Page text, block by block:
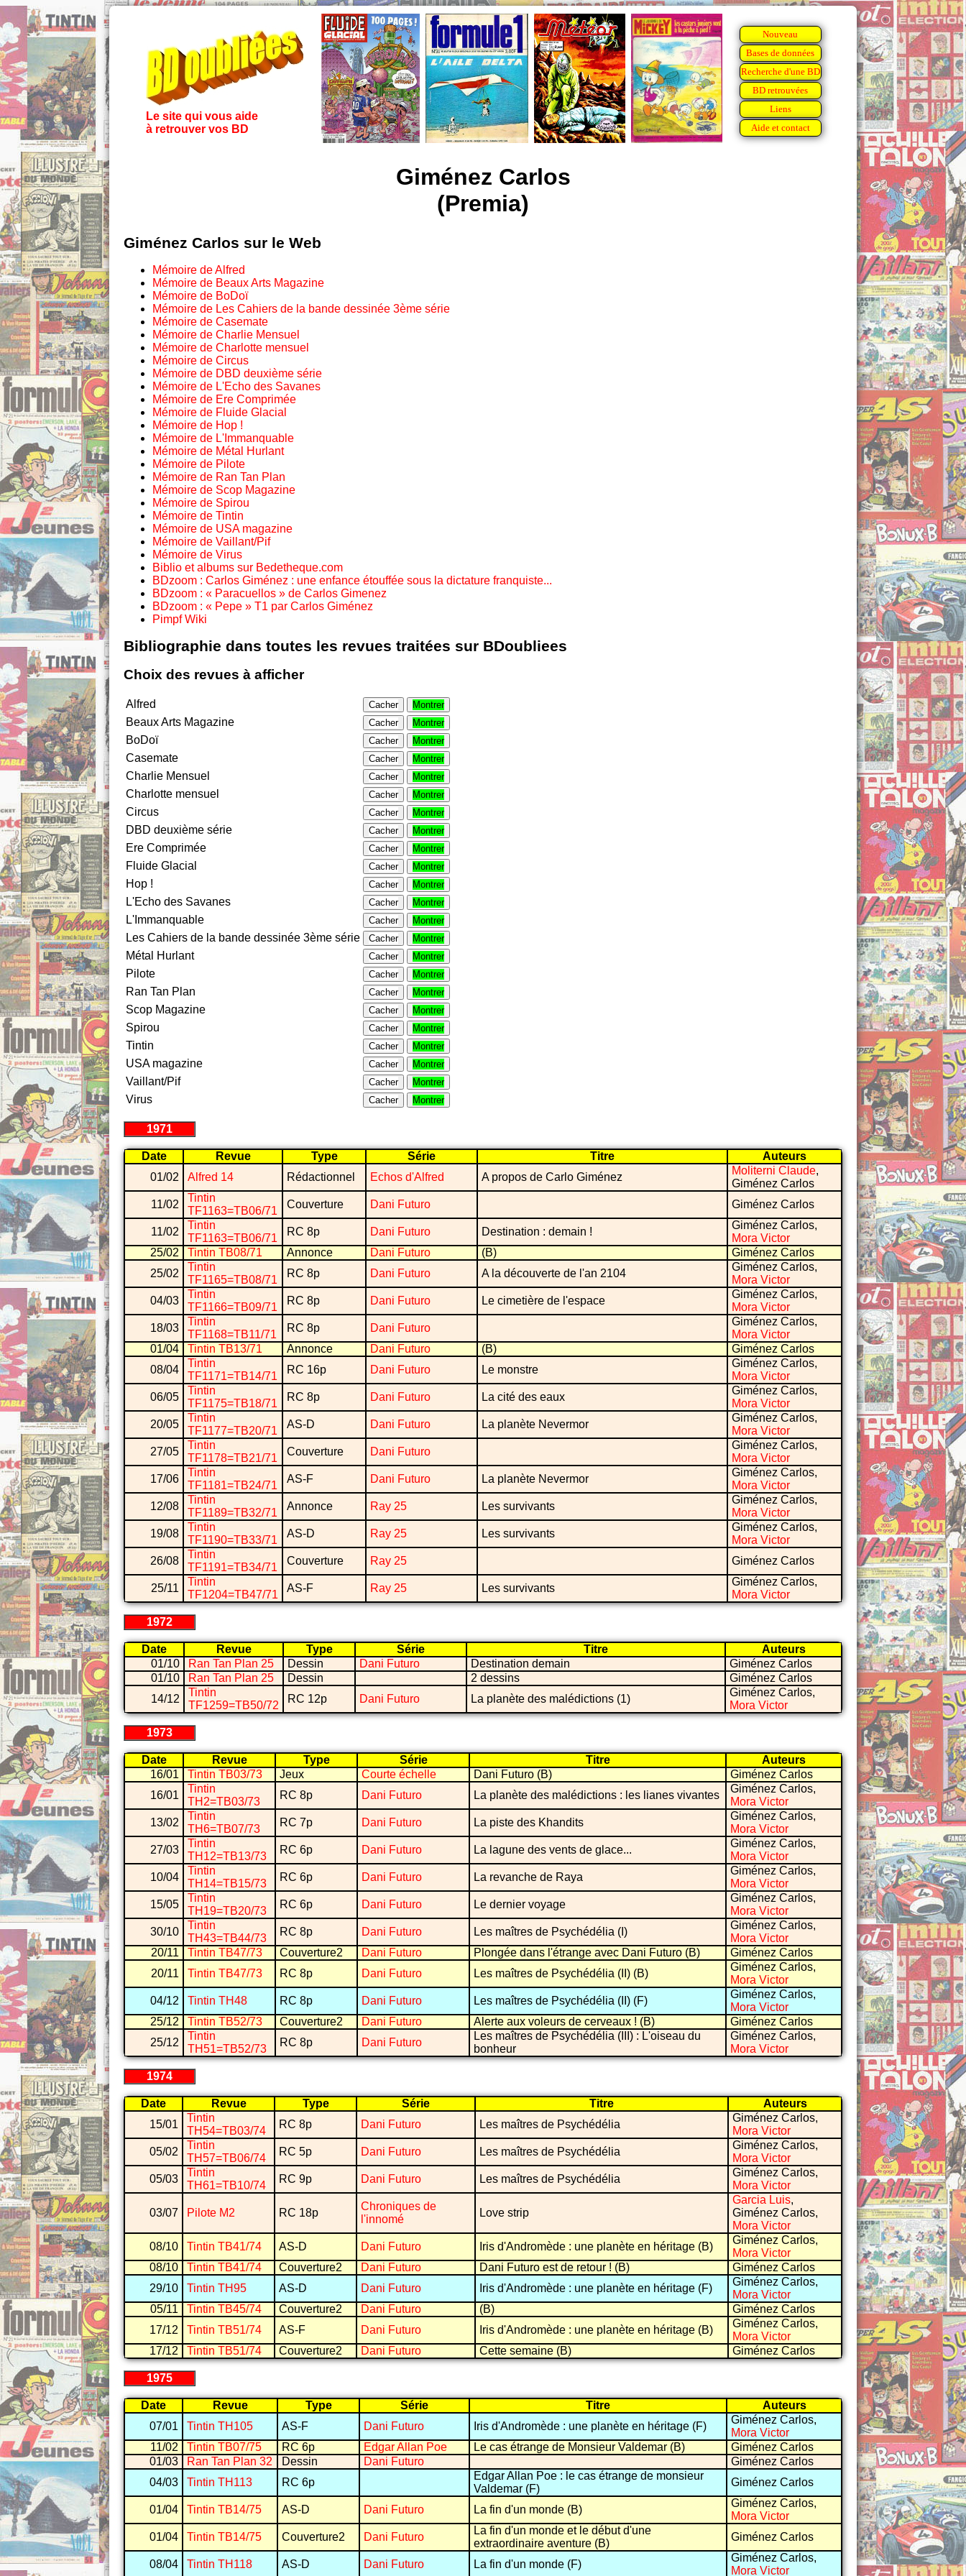
Le site qui vous aide
à retrouver vos BD
Nouveau
Bases de données
Recherche d'une BD
BD retrouvées
Liens
Aide et contact
Giménez Carlos
(Premia)
Giménez Carlos sur le Web
Mémoire de Alfred
Mémoire de Beaux Arts Magazine
Mémoire de BoDoï
Mémoire de Les Cahiers de la bande dessinée 3ème série
Mémoire de Casemate
Mémoire de Charlie Mensuel
Mémoire de Charlotte mensuel
Mémoire de Circus
Mémoire de DBD deuxième série
Mémoire de L'Echo des Savanes
Mémoire de Ere Comprimée
Mémoire de Fluide Glacial
Mémoire de Hop !
Mémoire de L'Immanquable
Mémoire de Métal Hurlant
Mémoire de Pilote
Mémoire de Ran Tan Plan
Mémoire de Scop Magazine
Mémoire de Spirou
Mémoire de Tintin
Mémoire de USA magazine
Mémoire de Vaillant/Pif
Mémoire de Virus
Biblio et albums sur Bedetheque.com
BDzoom : Carlos Giménez : une enfance étouffée sous la dictature franquiste...
BDzoom : « Paracuellos » de Carlos Gimenez
BDzoom : « Pepe » T1 par Carlos Giménez
Pimpf Wiki
Bibliographie dans toutes les revues traitées sur BDoubliees
Choix des revues à afficher
Alfred Cacher Montrer
Beaux Arts Magazine Cacher Montrer
BoDoï Cacher Montrer
Casemate Cacher Montrer
Charlie Mensuel Cacher Montrer
Charlotte mensuel Cacher Montrer
Circus Cacher Montrer
DBD deuxième série Cacher Montrer
Ere Comprimée Cacher Montrer
Fluide Glacial Cacher Montrer
Hop ! Cacher Montrer
L'Echo des Savanes Cacher Montrer
L'Immanquable Cacher Montrer
Les Cahiers de la bande dessinée 3ème série Cacher Montrer
Métal Hurlant Cacher Montrer
Pilote Cacher Montrer
Ran Tan Plan Cacher Montrer
Scop Magazine Cacher Montrer
Spirou Cacher Montrer
Tintin Cacher Montrer
USA magazine Cacher Montrer
Vaillant/Pif Cacher Montrer
Virus Cacher Montrer
1971
Date Revue Type Série Titre
Auteurs
01/02
Alfred 14 Rédactionnel Echos d'Alfred A propos de Carlo Giménez
Moliterni Claude,
Giménez Carlos
11/02
Tintin
TF1163=TB06/71
Couverture Dani Futuro Giménez Carlos
11/02
Tintin
TF1163=TB06/71
RC 8p Dani Futuro Destination : demain !
Giménez Carlos,
Mora Victor
25/02
Tintin TB08/71 Annonce Dani Futuro (B)
Giménez Carlos
25/02
Tintin
TF1165=TB08/71
RC 8p Dani Futuro A la découverte de l'an 2104
Giménez Carlos,
Mora Victor
04/03
Tintin
TF1166=TB09/71
RC 8p Dani Futuro Le cimetière de l'espace
Giménez Carlos,
Mora Victor
18/03
Tintin
TF1168=TB11/71
RC 8p Dani Futuro
Giménez Carlos,
Mora Victor
01/04
Tintin TB13/71 Annonce Dani Futuro (B)
Giménez Carlos
08/04
Tintin
TF1171=TB14/71
RC 16p Dani Futuro Le monstre
Giménez Carlos,
Mora Victor
06/05
Tintin
TF1175=TB18/71
RC 8p Dani Futuro La cité des eaux
Giménez Carlos,
Mora Victor
20/05
Tintin
TF1177=TB20/71
AS-D Dani Futuro La planète Nevermor
Giménez Carlos,
Mora Victor
27/05
Tintin
TF1178=TB21/71
Couverture Dani Futuro
Giménez Carlos,
Mora Victor
17/06
Tintin
TF1181=TB24/71
AS-F Dani Futuro La planète Nevermor
Giménez Carlos,
Mora Victor
12/08
Tintin
TF1189=TB32/71
Annonce Ray 25 Les survivants
Giménez Carlos,
Mora Victor
19/08
Tintin
TF1190=TB33/71
AS-D Ray 25 Les survivants
Giménez Carlos,
Mora Victor
26/08
Tintin
TF1191=TB34/71
Couverture Ray 25 Giménez Carlos
25/11
Tintin
TF1204=TB47/71
AS-F Ray 25 Les survivants
Giménez Carlos,
Mora Victor
1972
Date Revue Type Série Titre
Auteurs
01/10
Ran Tan Plan 25 Dessin Dani Futuro Destination demain
Giménez Carlos
01/10
Ran Tan Plan 25 Dessin 2 dessins
Giménez Carlos
14/12
Tintin
TF1259=TB50/72
RC 12p Dani Futuro La planète des malédictions (1)
Giménez Carlos,
Mora Victor
1973
Date Revue Type Série Titre
Auteurs
16/01
Tintin TB03/73 Jeux Courte échelle Dani Futuro (B)
Giménez Carlos
16/01
Tintin
TH2=TB03/73
RC 8p Dani Futuro La planète des malédictions : les lianes vivantes
Giménez Carlos,
Mora Victor
13/02
Tintin
TH6=TB07/73
RC 7p Dani Futuro La piste des Khandits
Giménez Carlos,
Mora Victor
27/03
Tintin
TH12=TB13/73
RC 6p Dani Futuro La lagune des vents de glace...
Giménez Carlos,
Mora Victor
10/04
Tintin
TH14=TB15/73
RC 6p Dani Futuro La revanche de Raya
Giménez Carlos,
Mora Victor
15/05
Tintin
TH19=TB20/73
RC 6p Dani Futuro Le dernier voyage
Giménez Carlos,
Mora Victor
30/10
Tintin
TH43=TB44/73
RC 8p Dani Futuro Les maîtres de Psychédélia (I)
Giménez Carlos,
Mora Victor
20/11
Tintin TB47/73 Couverture2 Dani Futuro Plongée dans l'étrange avec Dani Futuro (B)
Giménez Carlos
20/11
Tintin TB47/73 RC 8p Dani Futuro Les maîtres de Psychédélia (II) (B)
Giménez Carlos,
Mora Victor
04/12
Tintin TH48 RC 8p Dani Futuro Les maîtres de Psychédélia (II) (F)
Giménez Carlos,
Mora Victor
25/12
Tintin TB52/73 Couverture2 Dani Futuro Alerte aux voleurs de cerveaux ! (B)
Giménez Carlos
25/12
Tintin
TH51=TB52/73
RC 8p Dani Futuro
Les maîtres de Psychédélia (III) : L'oiseau du
bonheur
Giménez Carlos,
Mora Victor
1974
Date Revue Type Série Titre
Auteurs
15/01
Tintin
TH54=TB03/74
RC 8p Dani Futuro Les maîtres de Psychédélia
Giménez Carlos,
Mora Victor
05/02
Tintin
TH57=TB06/74
RC 5p Dani Futuro Les maîtres de Psychédélia
Giménez Carlos,
Mora Victor
05/03
Tintin
TH61=TB10/74
RC 9p Dani Futuro Les maîtres de Psychédélia
Giménez Carlos,
Mora Victor
03/07 Pilote M2 RC 18p
Chroniques de
l'innomé
Love strip
Garcia Luis,
Giménez Carlos,
Mora Victor
08/10
Tintin TB41/74 AS-D Dani Futuro Iris d'Andromède : une planète en héritage (B)
Giménez Carlos,
Mora Victor
08/10
Tintin TB41/74 Couverture2 Dani Futuro Dani Futuro est de retour ! (B)
Giménez Carlos
29/10
Tintin TH95 AS-D Dani Futuro Iris d'Andromède : une planète en héritage (F)
Giménez Carlos,
Mora Victor
05/11
Tintin TB45/74 Couverture2 Dani Futuro (B)
Giménez Carlos
17/12
Tintin TB51/74 AS-F Dani Futuro Iris d'Andromède : une planète en héritage (B)
Giménez Carlos,
Mora Victor
17/12
Tintin TB51/74 Couverture2 Dani Futuro Cette semaine (B) Giménez Carlos
1975
Date Revue Type Série Titre
Auteurs
07/01
Tintin TH105 AS-F Dani Futuro Iris d'Andromède : une planète en héritage (F)
Giménez Carlos,
Mora Victor
11/02
Tintin TB07/75 RC 6p Edgar Allan Poe Le cas étrange de Monsieur Valdemar (B)
Giménez Carlos
01/03
Ran Tan Plan 32 Dessin Dani Futuro
Giménez Carlos
04/03
Tintin TH113 RC 6p
Edgar Allan Poe : le cas étrange de monsieur
Valdemar (F)
Giménez Carlos
01/04 Tintin TB14/75 AS-D Dani Futuro La fin d'un monde (B)
Giménez Carlos,
Mora Victor
01/04
Tintin TB14/75 Couverture2 Dani Futuro
La fin d'un monde et le début d'une
extraordinaire aventure (B)
Giménez Carlos
08/04 Tintin TH118 AS-D Dani Futuro La fin d'un monde (F)
Giménez Carlos,
Mora Victor